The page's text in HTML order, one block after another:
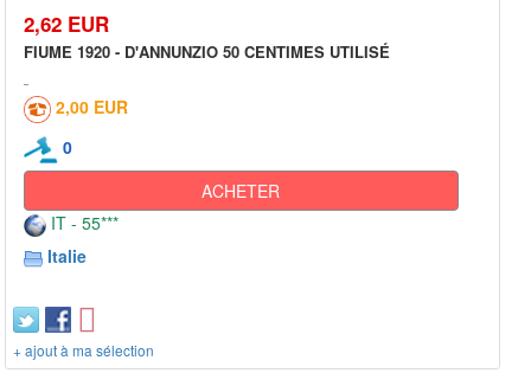
2,62 EUR
FIUME 1920 - D'ANNUNZIO 50 CENTIMES UTILISÉ
2,00 EUR
0
ACHETER
IT - 55***
Italie
+ ajout à ma sélection